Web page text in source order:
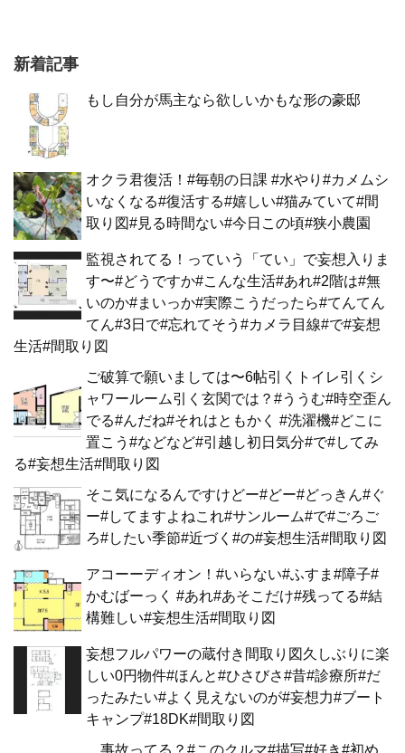
新着記事
もし自分が馬主なら欲しいかもな形の豪邸
オクラ君復活！#毎朝の日課 #水やり#カメムシ
いなくなる#復活する#嬉しい#猫みていて#間
取り図#見る時間ない#今日この頃#狭小農園
監視されてる！っていう「てい」で妄想入りま
す〜#どうですか#こんな生活#あれ#2階は#無
いのか#まいっか#実際こうだったら#てんてん
てん#3日で#忘れてそう#カメラ目線#で#妄想
生活#間取り図
ご破算で願いましては〜6帖引くトイレ引くシ
ャワールーム引く玄関では？#ううむ#時空歪ん
でる#んだね#それはともかく #洗濯機#どこに
置こう#などなど#引越し初日気分#で#してみ
る#妄想生活#間取り図
そこ気になるんですけどー#どー#どっきん#ぐ
ー#してますよねこれ#サンルーム#で#ごろご
ろ#したい季節#近づく#の#妄想生活#間取り図
アコーーディオン！#いらない#ふすま#障子#
かむばーっく #あれ#あそこだけ#残ってる#結
構難しい#妄想生活#間取り図
妄想フルパワーの蔵付き間取り図久しぶりに楽
しい0円物件#ほんと#ひさびさ#昔#診療所#だ
ったみたい#よく見えないのが#妄想力#ブート
キャンプ#18DK#間取り図